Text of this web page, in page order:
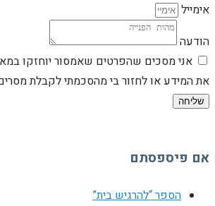
אימייל
הודעה
אני מסכים שהפרטים שאמסור יוחזקו
את המידע או לחזור בי מהסכמתי לקבלת
שליחה
אם פיספסתם
הספר “להרגיש בית”